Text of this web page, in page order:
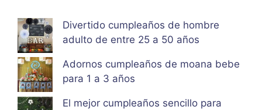
Divertido cumpleaños de hombre
adulto de entre 25 a 50 años
Adornos cumpleaños de moana bebe
para 1 a 3 años
El mejor cumpleaños sencillo para